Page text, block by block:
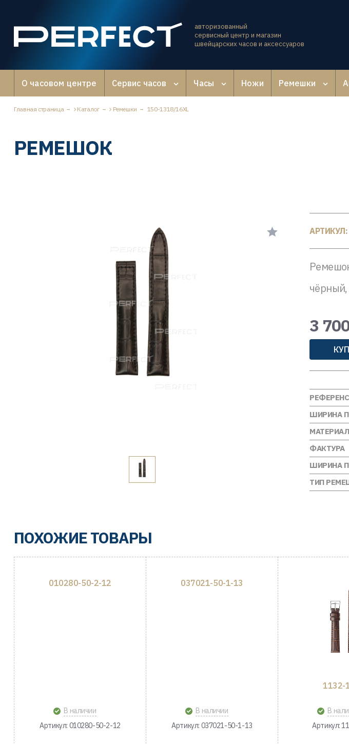
авторизованный
сервисный центр и магазин
швейцарских часов и аксессуаров
О часовом центре Сервис часов Часы Ножи Ремешки
Главная страница Каталог Ремешки 150-1318/16XL
РЕМЕШОК
АРТИКУЛ:
чёрный,
3
ШИРИНА
МАТЕРИАЛ
ФАКТУРА
ШИРИНА
ТИП
ПОХОЖИЕ ТОВАРЫ
010280-50-2-12
В наличии
Артикул: 010280-50-2-12
037021-50-1-13
В наличии
Артикул: 037021-50-1-13
1132-
В
Артикул: